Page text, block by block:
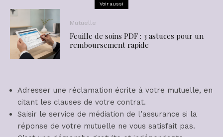
Voir aussi
Mutuelle
Feuille de soins PDF : 3 astuces pour un
remboursement rapide
Adresser une réclamation écrite à votre mutuelle, en
citant les clauses de votre contrat.
Saisir le service de médiation de l’assurance si la
réponse de votre mutuelle ne vous satisfait pas.